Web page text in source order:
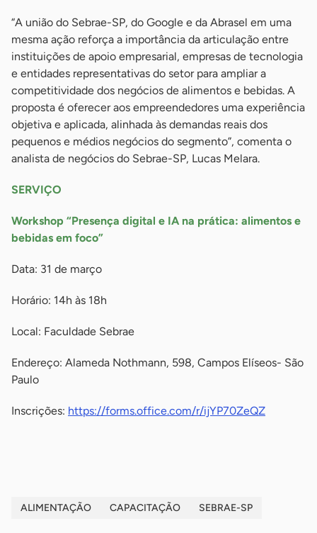
“A união do Sebrae-SP, do Google e da Abrasel em uma
mesma ação reforça a importância da articulação entre
instituições de apoio empresarial, empresas de tecnologia
e entidades representativas do setor para ampliar a
competitividade dos negócios de alimentos e bebidas. A
proposta é oferecer aos empreendedores uma experiência
objetiva e aplicada, alinhada às demandas reais dos
pequenos e médios negócios do segmento”, comenta o
analista de negócios do Sebrae-SP, Lucas Melara.
SERVIÇO
Workshop “Presença digital e IA na prática: alimentos e
bebidas em foco”
Data: 31 de março
Horário: 14h às 18h
Local: Faculdade Sebrae
Endereço: Alameda Nothmann, 598, Campos Elíseos- São
Paulo
Inscrições: https://forms.office.com/r/ijYP70ZeQZ
ALIMENTAÇÃO CAPACITAÇÃO SEBRAE-SP